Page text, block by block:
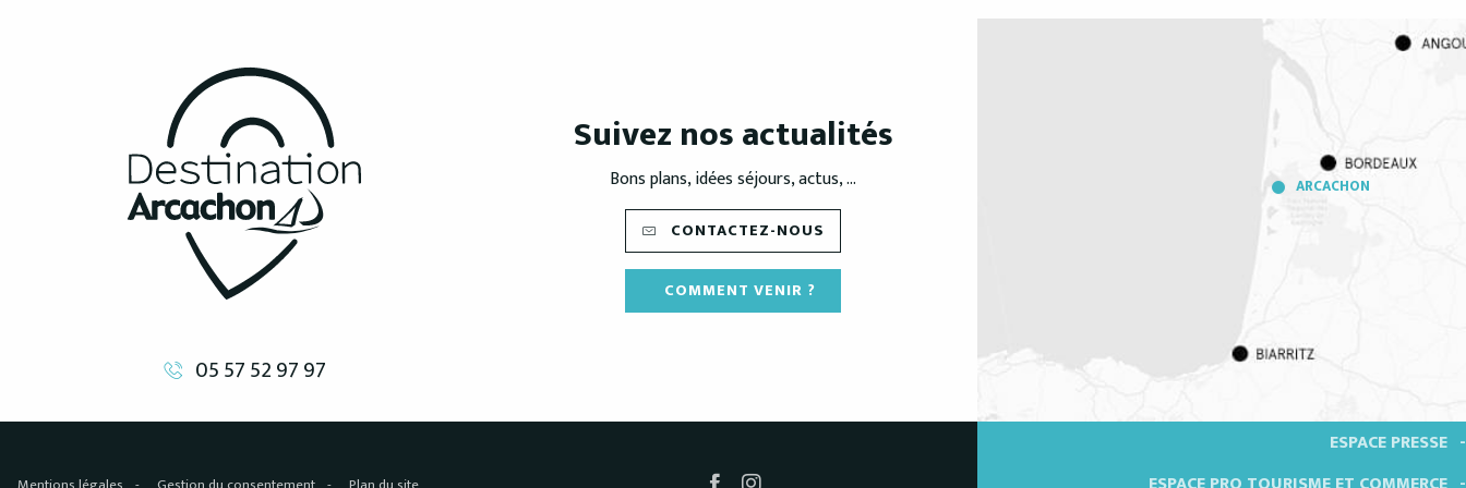
05 57 52 97 97
Suivez nos actualités
Bons plans, idées séjours, actus, ...
CONTACTEZ-NOUS
COMMENT VENIR ?
ARCACHON
ESPACE PRESSE